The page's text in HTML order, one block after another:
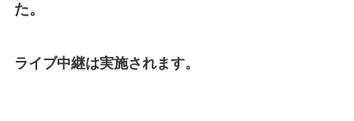
た。
ライブ中継は実施されます。